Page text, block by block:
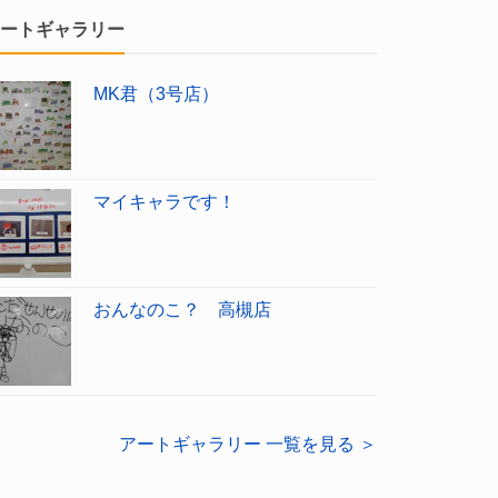
トギャラリー
MK君（3号店）
マイキャラです！
おんなのこ？ 高槻店
アートギャラリー 一覧を見る ＞